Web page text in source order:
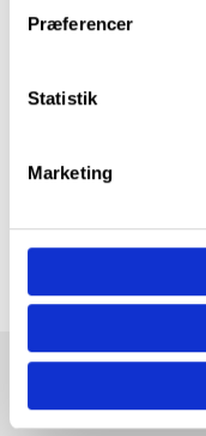
Præferencer
Statistik
Marketing
KONTAKT